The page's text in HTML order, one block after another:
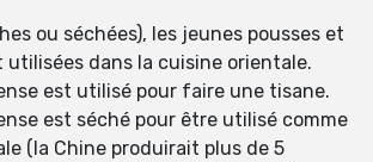
ou séchées), les jeunes pousses et
utilisées dans la cuisine orientale.
est utilisé pour faire une tisane.
est séché pour être utilisé comme
(la Chine produirait plus de 5